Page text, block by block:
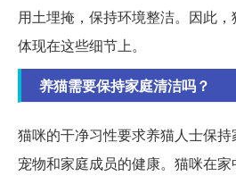
用土埋掩，保持环境整洁。因此
体现在这些细节上。
养猫需要保持家庭清洁吗？
猫咪的干净习性要求养猫人士保
宠物和家庭成员的健康。猫咪在